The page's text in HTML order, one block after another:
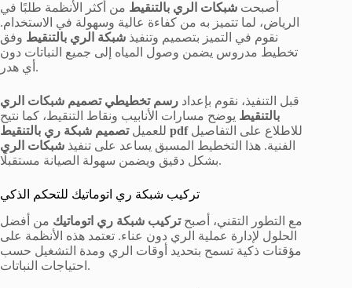
أصبحت شبكات الري بالتنقيط من أكثر الأنظمة طلبًا في
الرياض، لما تتميز به من كفاءة عالية وسهولة في الاستخدام.
نقوم في التميز بتصميم وتنفيذ شبكة الري بالتنقيط وفق
تخطيط مدروس يضمن وصول المياه إلى جميع النباتات دون
أي هدر.
قبل التنفيذ، نقوم بإعداد رسم تخطيطي تصميم شبكات الري
بالتنقيط يوضح مسارات الأنابيب ونقاط التنقيط، كما نتيح
للعميل تصميم شبكة ري بالتنقيط pdfللاطلاع على التفاصيل
الفنية. هذا التخطيط المسبق يساعد على تنفيذ شبكات الري
بشكل دقيق ويضمن سهولة الصيانة مستقبلًا.
تركيب شبكة ري اتوماتيك للتحكم الذكي
مع التطور التقني، أصبحتركيب شبكة ري اتوماتيك من أفضل
الحلول لإدارة عملية الري دون عناء. تعتمد هذه الأنظمة على
مؤقتات ذكية تسمح بتحديد أوقات الري ومدة التشغيل حسب
احتياجات النباتات.